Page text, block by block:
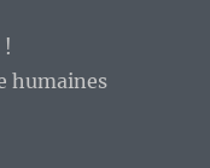
humaines